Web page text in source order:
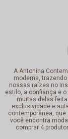
A Antonina
moderna,
nossas raízes no
estilo, a confiança e
muitas delas
exclusividade e
contemporânea,
você encontra
comprar 4